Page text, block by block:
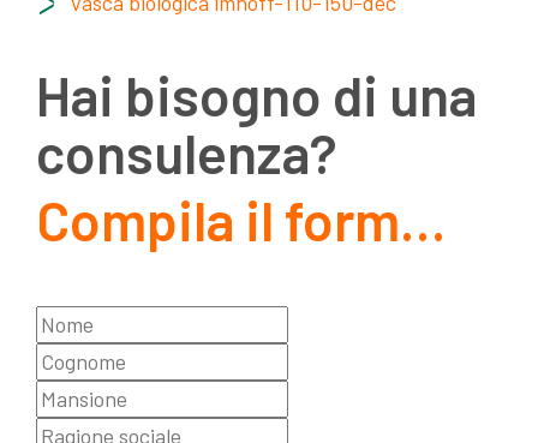
Hai bisogno di una
consulenza?
Compila il form…